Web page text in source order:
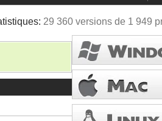
29 360 versions de 1 949